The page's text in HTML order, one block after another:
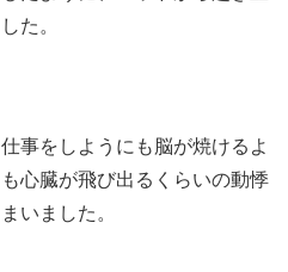
た。
事をしようにも脳が焼けるよ
心臓が飛び出るくらいの動悸
いました。